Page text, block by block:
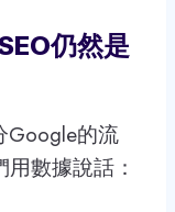
仍然是
Google的流
數據說話：